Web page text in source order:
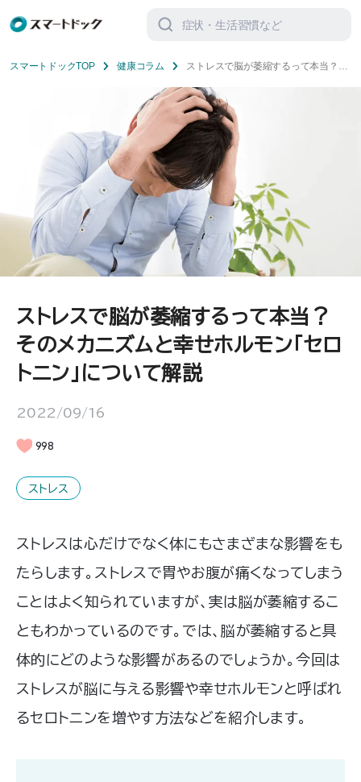
索
スマートドックTOP 健康コラム
ストレスで脳が萎縮するって本当？
トニン」について解説
ストレスで脳が萎縮するって本当？
そのメカニズムと幸せホルモン「セロ
トニン」について解説
2022/09/16
998
ストレス
ストレスは心だけでなく体にもさまざまな影響をも
たらします。ストレスで胃やお腹が痛くなってしまう
ことはよく知られていますが、実は脳が萎縮するこ
ともわかっているのです。では、脳が萎縮すると具
体的にどのような影響があるのでしょうか。今回は
ストレスが脳に与える影響や幸せホルモンと呼ばれ
るセロトニンを増やす方法などを紹介します。